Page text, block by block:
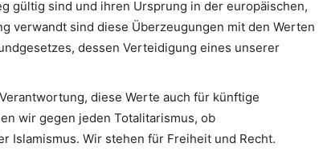
gültig sind und ihren Ursprung in der europäischen,
verwandt sind diese Überzeugungen mit den Werten
dessen Verteidigung eines unserer
diese Werte auch für künftige
wir gegen jeden Totalitarismus, ob
Islamismus. Wir stehen für Freiheit und Recht.